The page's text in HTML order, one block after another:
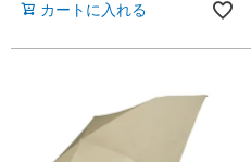
カートに入れる